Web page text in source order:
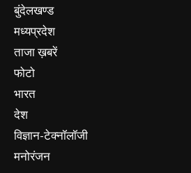
बुंदेलखण्ड
मध्यप्रदेश
ताजा ख़बरें
फोटो
भारत
देश
विज्ञान-टेक्नॉलॉजी
मनोरंजन